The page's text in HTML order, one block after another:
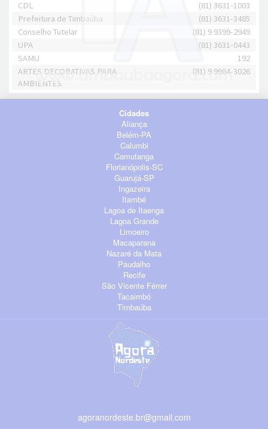
CDL
(81) 3631-1003
Prefeitura de Timbaúba
(81) 3631-3485
Conselho Tutelar
(81) 9 9399-2949
UPA
(81) 3631-0443
SAMU
192
ARTES DECORATIVAS PARA
AMBIENTES
(81) 9 9964-3026
Cidades
Aliança
Belém-PA
Calumbi
Camutanga
Florianópolis-SC
Guarujá-SP
Ingazeira
Itambé
Lagoa de Itaenga
Lagoa Grande
Limoeiro
Macaparana
Nazaré da Mata
Paudalho
Recife
São Vicente Férrer
Tacaimbó
Timbaúba
agoranordeste.br@gmail.com